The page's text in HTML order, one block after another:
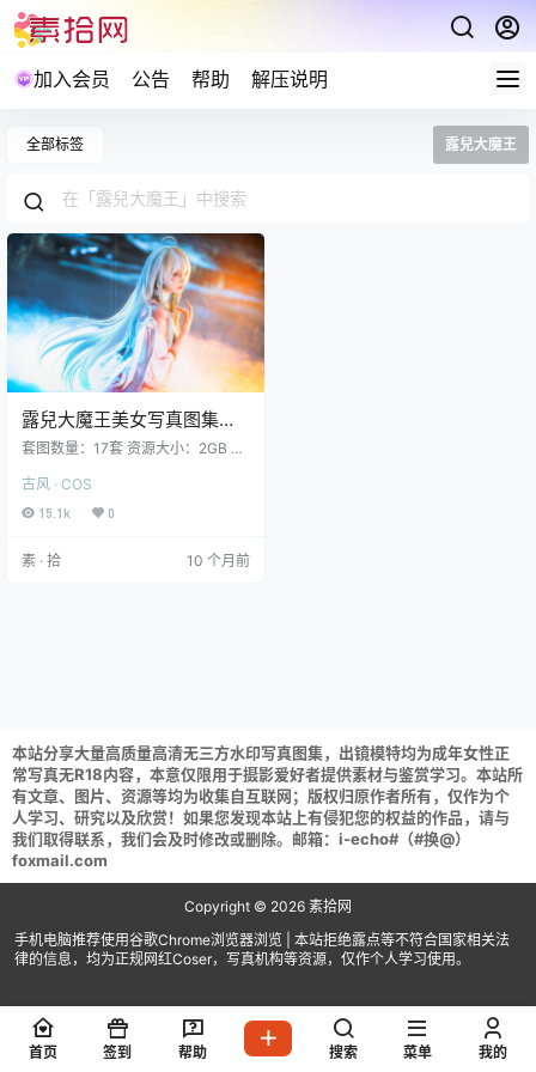
加入会员 公告 帮助 解压说明
全部标签 露兒大魔王
露兒大魔王美女写真图集下
载17套 2GB
套图数量：17套 资源大小：2GB 露
霜思[17P 69M] 露兒大魔王 NO.016
王者荣耀 艾琳 [14P-87.4 MB] 露兒
雪 [21P 135MB] 露兒大魔王 NO.01
古风 · COS
15.1k 0
素 · 拾 10 个月前
本站分享大量高质量高清无三方水印写真图集，出镜模特均为成年女性正
常写真无R18内容，本意仅限用于摄影爱好者提供素材与鉴赏学习。本站所
有文章、图片、资源等均为收集自互联网；版权归原作者所有，仅作为个
人学习、研究以及欣赏！如果您发现本站上有侵犯您的权益的作品，请与
我们取得联系，我们会及时修改或删除。邮箱：i-echo#（#换@）
foxmail.com
Copyright © 2026 素拾网
手机电脑推荐使用谷歌Chrome浏览器浏览 | 本站拒绝露点等不符合国家相关法
律的信息，均为正规网红Coser，写真机构等资源，仅作个人学习使用。
首页 签到 帮助 搜索 菜单 我的